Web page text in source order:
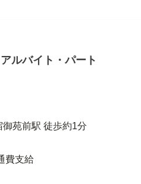
ルバイト・パート
御苑前駅 徒歩約1分
費支給